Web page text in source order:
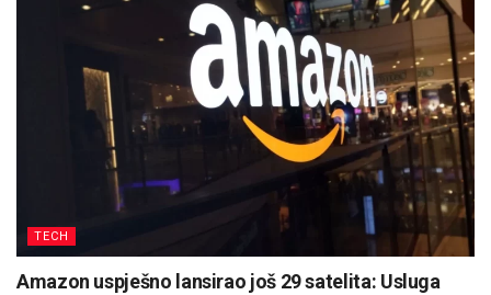
TECH
Amazon uspješno lansirao još 29 satelita: Usluga